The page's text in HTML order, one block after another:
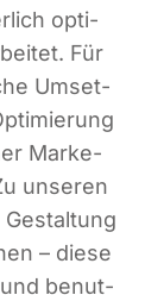
opti­
Für
Umset­
Mar­ke­
unse­ren
– die­se
und benut­